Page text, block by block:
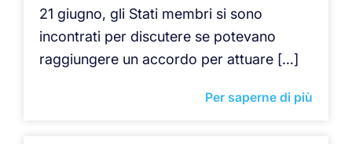
21 giugno, gli Stati membri si sono
incontrati per discutere se potevano
raggiungere un accordo per attuare […]
Per saperne di più